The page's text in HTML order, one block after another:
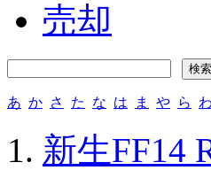
売却
あ か さ た な は ま や ら わ
新生FF14